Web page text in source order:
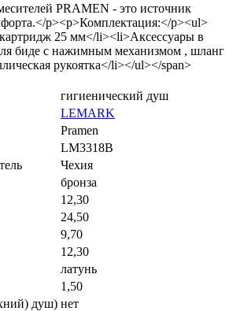
PRAMEN - это источник
p><p>Комплектация:</p><ul>
25 мм</li><li>Аксессуары в
биде с нажимным механизмом , шланг
рукоятка</li></ul></span>
гигиенический душ
LEMARK
Pramen
LM3318B
Чехия
бронза
12,30
24,50
9,70
12,30
латунь
1,50
душ) нет